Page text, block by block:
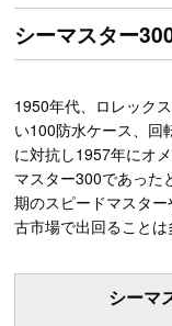
シーマスター
1950年代、ロレック
い100防水ケース、回
に対抗し1957年にオ
マスター300であった
期のスピードマスタ
古市場で出回ることは
シーマ